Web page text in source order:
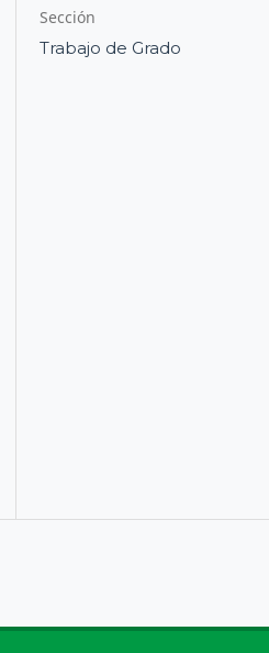
Sección
Trabajo de Grado